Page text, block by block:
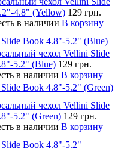
4.8" (Yellow) 129 грн.
в наличии В корзину
Book 4.8"-5.2" (Blue)
чехол Vellini Slide
5.2" (Blue) 129 грн.
в наличии В корзину
Book 4.8"-5.2" (Green)
чехол Vellini Slide
5.2" (Green) 129 грн.
в наличии В корзину
Book 4.8"-5.2"